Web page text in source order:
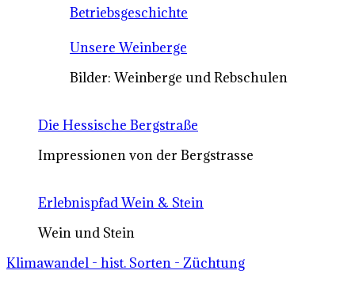
Betriebsgeschichte
Unsere Weinberge
Bilder: Weinberge und Rebschulen
Die Hessische Bergstraße
Impressionen von der Bergstrasse
Erlebnispfad Wein & Stein
Wein und Stein
Klimawandel - hist. Sorten - Züchtung